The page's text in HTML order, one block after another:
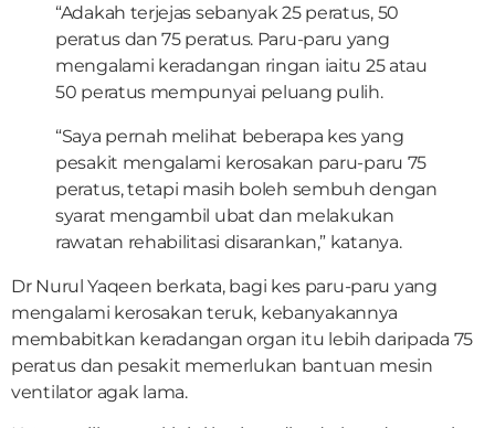
“Adakah terjejas sebanyak 25 peratus, 50
peratus dan 75 peratus. Paru-paru yang
mengalami keradangan ringan iaitu 25 atau
50 peratus mempunyai peluang pulih.
“Saya pernah melihat beberapa kes yang
pesakit mengalami kerosakan paru-paru 75
peratus, tetapi masih boleh sembuh dengan
syarat mengambil ubat dan melakukan
rawatan rehabilitasi disarankan,” katanya.
Dr Nurul Yaqeen berkata, bagi kes paru-paru yang
mengalami kerosakan teruk, kebanyakannya
membabitkan keradangan organ itu lebih daripada 75
peratus dan pesakit memerlukan bantuan mesin
ventilator agak lama.